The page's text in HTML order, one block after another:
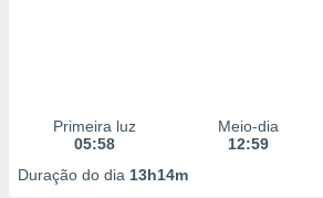
Primeira luz
05:58
Meio-dia
12:59
Duração do dia 13h14m